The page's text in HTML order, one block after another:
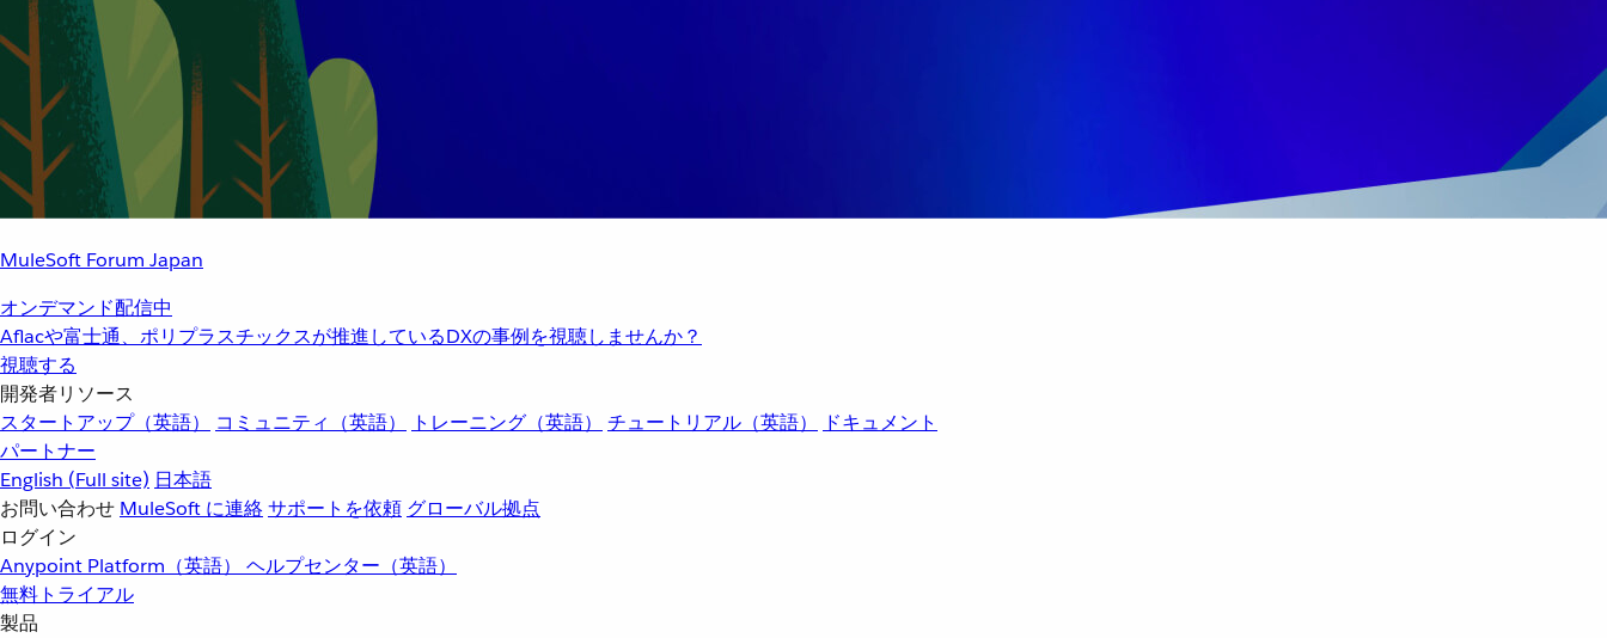
MuleSoft Forum Japan
オンデマンド配信中
Aflacや富士通、ポリプラスチックスが推進しているDXの事例を視聴しませんか？
視聴する
開発者リソース
スタートアップ（英語）
コミュニティ（英語） トレーニング（英語） チュートリアル（英語）
ドキュメント
パートナー
English (Full site) 日本語
お問い合わせ MuleSoft に連絡サポートを依頼 グローバル拠点
ログイン
Anypoint Platform（英語） ヘルプセンター（英語）
無料トライアル
製品